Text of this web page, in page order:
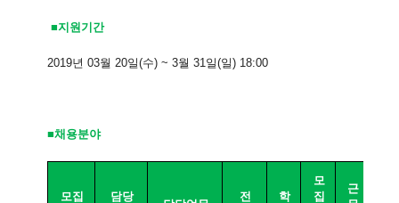
■지원기간
2019년 03월 20일(수) ~ 3월 31일(일) 18:00
■채용분야
모집
담당
전
학
모
집
근